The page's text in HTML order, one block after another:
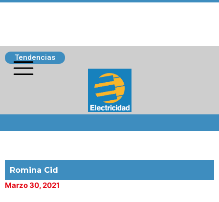
Tendencias
Romina Cid
Marzo 30, 2021